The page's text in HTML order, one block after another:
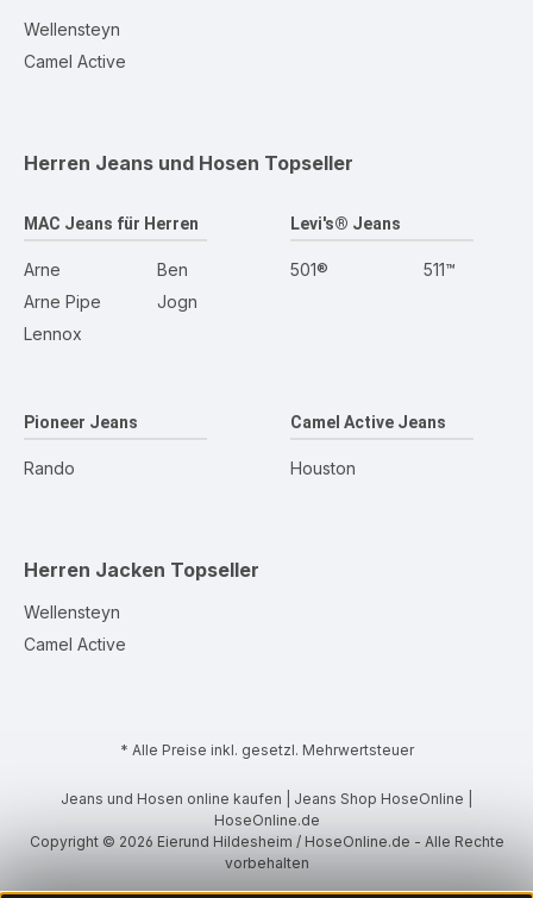
Wellensteyn
Camel Active
Herren Jeans und Hosen Topseller
MAC Jeans für Herren
Arne
Arne Pipe
Lennox
Ben
Jogn
Levi's® Jeans
501® 511™
Pioneer Jeans
Rando
Camel Active Jeans
Houston
Herren Jacken Topseller
Wellensteyn
Camel Active
* Alle Preise inkl. gesetzl. Mehrwertsteuer
Jeans und Hosen online kaufen | Jeans Shop HoseOnline |
HoseOnline.de
Copyright © 2026 Eierund Hildesheim / HoseOnline.de - Alle Rechte
vorbehalten